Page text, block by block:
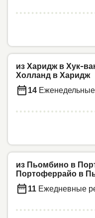
из Харидж в Хук-
Холланд в Харидж
14
из Пьомбино в
Портоферрайо в
11 Ежедневные